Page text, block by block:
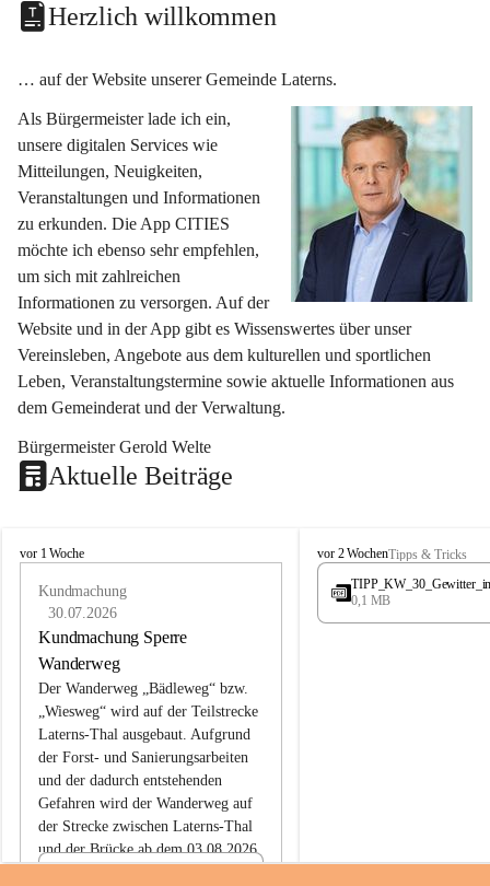
Herzlich willkommen
… auf der Website unserer Gemeinde Laterns.
Als Bürgermeister lade ich ein,
unsere digitalen Services wie
Mitteilungen, Neuigkeiten,
Veranstaltungen und Informationen
zu erkunden. Die App CITIES
möchte ich ebenso sehr empfehlen,
um sich mit zahlreichen
Informationen zu versorgen. Auf der
Website und in der App gibt es Wissenswertes über unser
Vereinsleben, Angebote aus dem kulturellen und sportlichen
Leben, Veranstaltungstermine sowie aktuelle Informationen aus
dem Gemeinderat und der Verwaltung.
Bürgermeister Gerold Welte
Aktuelle Beiträge
L
vor 1 Woche
Kundmachung
30.07.2026
Kundmachung Sperre
Wanderweg
Der Wanderweg „Bädleweg“ bzw.
„Wiesweg“ wird auf der Teilstrecke
Laterns-Thal ausgebaut. Aufgrund
der Forst- und Sanierungsarbeiten
und der dadurch entstehenden
Gefahren wird der Wanderweg auf
der Strecke zwischen Laterns-Thal
und der Brücke ab dem 03.08.2026
L
a
e
vor 2 WochenTipps & Tricks
0,1 MB